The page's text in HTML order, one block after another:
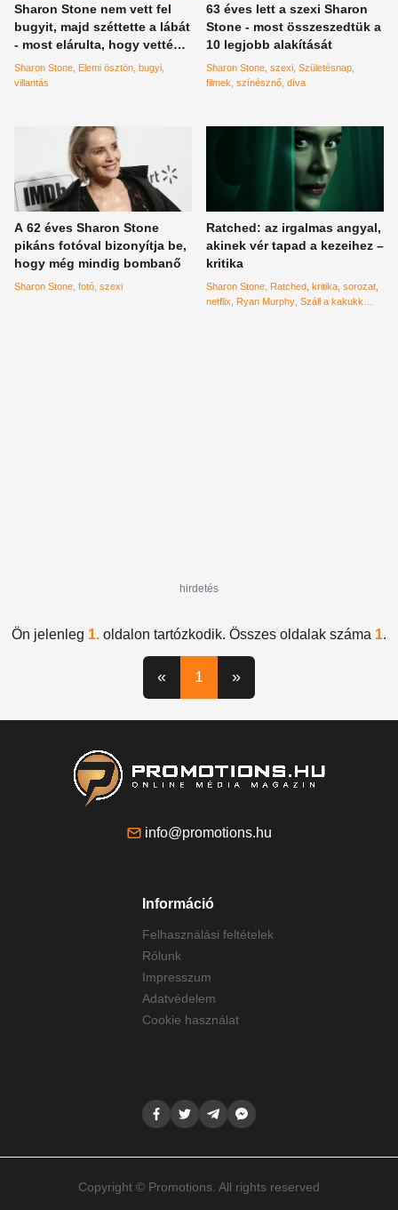
Sharon Stone nem vett fel
bugyit, majd széttette a lábát
- most elárulta, hogy vették
rá a filmtörténelem
legnagyobb villantására
Sharon Stone Elemi ösztön bugyi
villantás
63 éves lett a szexi Sharon
Stone - most összeszedtük a
10 legjobb alakítását
Sharon Stone szexi Születésnap
filmek színésznő díva
A 62 éves Sharon Stone
pikáns fotóval bizonyítja be,
hogy még mindig bombanő
Sharon Stone fotó szexi
Ratched: az irgalmas angyal,
akinek vér tapad a kezeihez –
kritika
Sharon Stone Ratched kritika sorozat
netflix
Ryan Murphy Száll a kakukk
hirdetés
Ön jelenleg 1. oldalon tartózkodik. Összes oldalak száma 1.
« 1 »
info@promotions.hu
Információ
Felhasználási feltételek
Rólunk
Impresszum
Adatvédelem
Cookie használat
Copyright © Promotions. All rights reserved